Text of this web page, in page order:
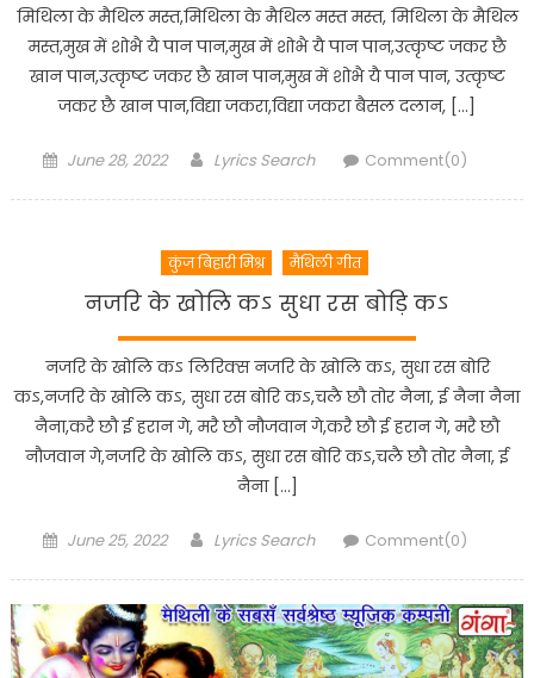
मिथिला के मैथिल मस्त,मिथिला के मैथिल मस्त मस्त, मिथिला के मैथिल
मस्त,मुख में शोभै यै पान पान,मुख में शोभै यै पान पान,उत्कृष्ट जकर छै
खान पान,उत्कृष्ट जकर छै खान पान,मुख में शोभै यै पान पान, उत्कृष्ट
जकर छै खान पान,विद्या जकरा,विद्या जकरा बैसल दलान, […]
Posted
June 28, 2022 Author
Lyrics Search Comment(0)
कुंज बिहारी मिश्र मैथिली गीत
नजरि के खोलि कऽ सुधा रस बोड़ि कऽ
नजरि के खोलि कऽ लिरिक्स नजरि के खोलि कऽ, सुधा रस बोरि
कऽ,नजरि के खोलि कऽ, सुधा रस बोरि कऽ,चलै छौ तोर नैना, ई नैना नैना
नैना,करै छौ ई हरान गे, मरै छौ नौजवान गे,करै छौ ई हरान गे, मरै छौ
नौजवान गे,नजरि के खोलि कऽ, सुधा रस बोरि कऽ,चलै छौ तोर नैना, ई
नैना […]
Posted
June 25, 2022 Author
Lyrics Search Comment(0)